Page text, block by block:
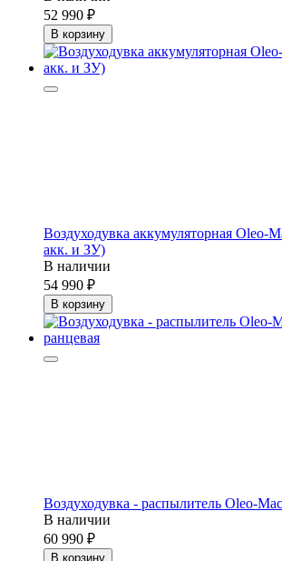
52 990
В корзину
Воздуходувка аккумуляторная Oleo-
акк. и ЗУ)
В наличии
54 990
В корзину
Воздуходувка - распылитель Oleo-
В наличии
60 990
В корзину